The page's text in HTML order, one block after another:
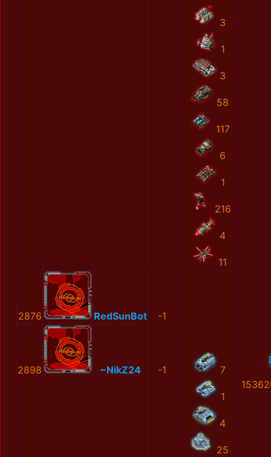
3
1
3
58
117
6
1
216
4
11
2876 RedSunBot -1
2898 ~NikZ24 -1 7
1
4
25